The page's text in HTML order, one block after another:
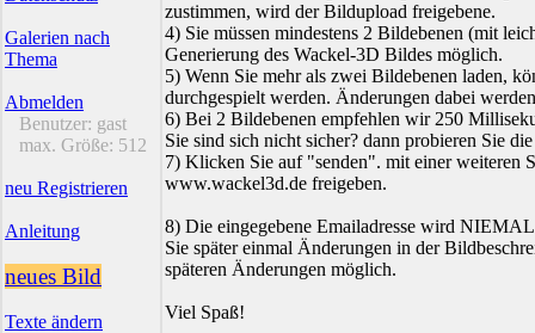
Galerien nach
Thema
Abmelden
Benutzer: gast
max. Größe: 512
neu Registrieren
Anleitung
neues Bild
Texte ändern
zustimmen, wird der Bildupload freigebene.
4) Sie müssen mindestens 2 Bildebenen (mit
Generierung des Wackel-3D Bildes möglich.
5) Wenn Sie mehr als zwei Bildebenen laden,
durchgespielt werden. Änderungen dabei
6) Bei 2 Bildebenen empfehlen wir 250
Sie sind sich nicht sicher? dann probieren Sie
7) Klicken Sie auf "senden". mit einer weiteren
www.wackel3d.de freigeben.
8) Die eingegebene Emailadresse wird
Sie später einmal Änderungen in der
späteren Änderungen möglich.
Viel Spaß!